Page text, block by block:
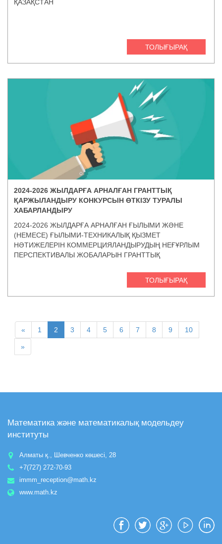
ҚАЗАҚСТАН
ТОЛЫҒЫРАҚ
2024-2026 ЖЫЛДАРҒА АРНАЛҒАН ГРАНТТЫҚ
ҚАРЖЫЛАНДЫРУ КОНКУРСЫН ӨТКІЗУ ТУРАЛЫ
ХАБАРЛАНДЫРУ
2024-2026 ЖЫЛДАРҒА АРНАЛҒАН ҒЫЛЫМИ ЖӘНЕ
(НЕМЕСЕ) ҒЫЛЫМИ-ТЕХНИКАЛЫҚ ҚЫЗМЕТ
НӘТИЖЕЛЕРІН КОММЕРЦИЯЛАНДЫРУДЫҢ НЕҒҰРЛЫМ
ПЕРСПЕКТИВАЛЫ ЖОБАЛАРЫН ГРАНТТЫҚ
ТОЛЫҒЫРАҚ
« 1 2 3 4 5 6 7 8 9 10
»
Математика және математикалық модельдеу
институты
Алматы қ., Шевченко көшесі, 28
+7(727) 272-70-93
immm_reception@math.kz
www.math.kz